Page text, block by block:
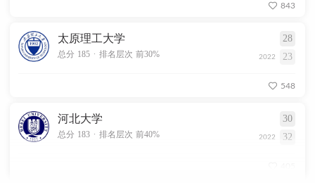
843
太原理工大学 28
总分 185 . 排名层次 前30% 2022 23
548
河北大学 30
总分 183 . 排名层次 前40% 2022 32